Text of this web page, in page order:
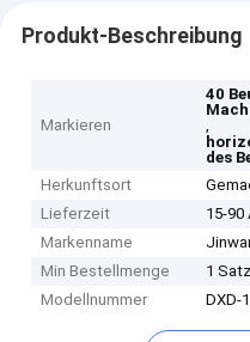
Produkt-Beschreibung
Markieren
40
,
des
Herkunftsort
Lieferzeit
15-
Markenname
Min Bestellmenge
1 Satz
Modellnummer
DXD-